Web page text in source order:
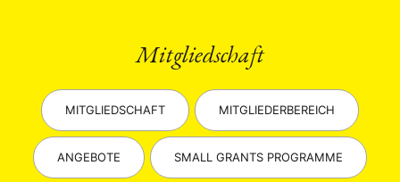
Mitgliedschaft
MITGLIEDSCHAFT MITGLIEDERBEREICH
ANGEBOTE SMALL GRANTS PROGRAMME